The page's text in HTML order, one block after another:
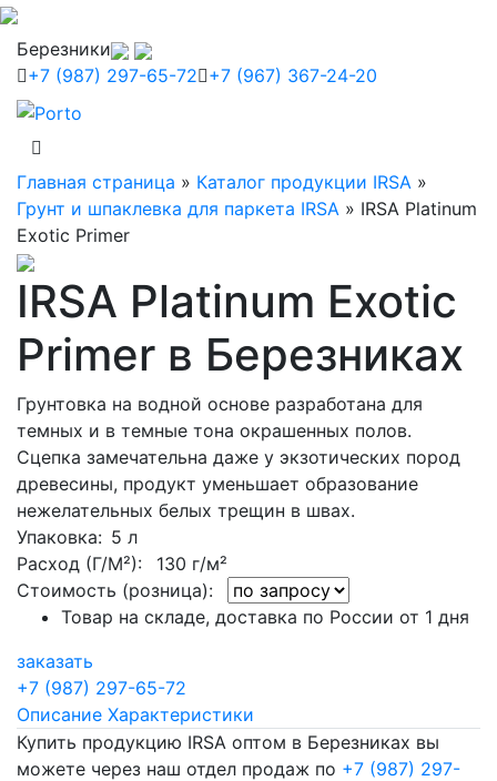
Березники
+7 (987) 297-65-72 +7 (967) 367-24-20
Главная страница » Каталог продукции IRSA »
Грунт и шпаклевка для паркета IRSA » IRSA Platinum
Exotic Primer
IRSA Platinum Exotic
Primer в Березниках
Грунтовка на водной основе разработана для
темных и в темные тона окрашенных полов.
Сцепка замечательна даже у экзотических пород
древесины, продукт уменьшает образование
нежелательных белых трещин в швах.
Упаковка: 5 л
Расход (Г/М²): 130 г/м²
Стоимость (розница):
Товар на складе, доставка по России от 1 дня
заказать
+7 (987) 297-65-72
Описание Характеристики
Купить продукцию IRSA оптом в Березниках вы
можете через наш отдел продаж по +7 (987) 297-